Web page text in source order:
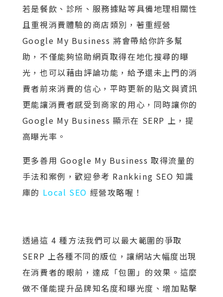
若是餐飲、診所、服務據點等具備地理相關性
且重視消費體驗的商店類別，著重經營
Google My Business 將會帶給你許多幫
助，不僅能夠協助網頁取得在地化搜尋的曝
光，也可以藉由評論功能，給予還未上門的消
費者前來消費的信心，平時更新的貼文與資訊
更能讓消費者感受到商家的用心，同時讓你的
Google My Business 顯示在 SERP 上，提
高曝光率。
更多善用 Google My Business 取得流量的
手法和案例，歡迎參考 Rankking SEO 知識
庫的 Local SEO 經營攻略喔！
透過這 4 種方法我們可以最大範圍的爭取
SERP 上各種不同的版位，讓網站大幅度出現
在消費者的眼前，達成「包圍」的效果。這麼
做不僅能提升品牌知名度和曝光度、增加點擊